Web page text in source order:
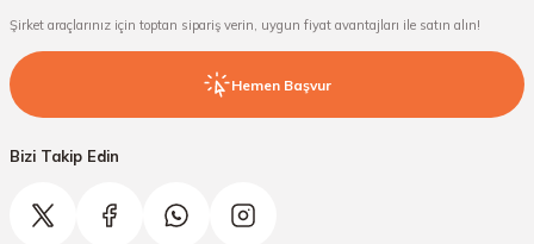
Şirket araçlarınız için toptan sipariş verin, uygun fiyat avantajları ile satın alın!
Hemen Başvur
Bizi Takip Edin